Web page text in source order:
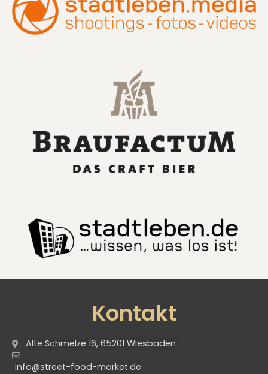
Kontakt
Alte Schmelze 16, 65201 Wiesbaden
info@street-food-market.de